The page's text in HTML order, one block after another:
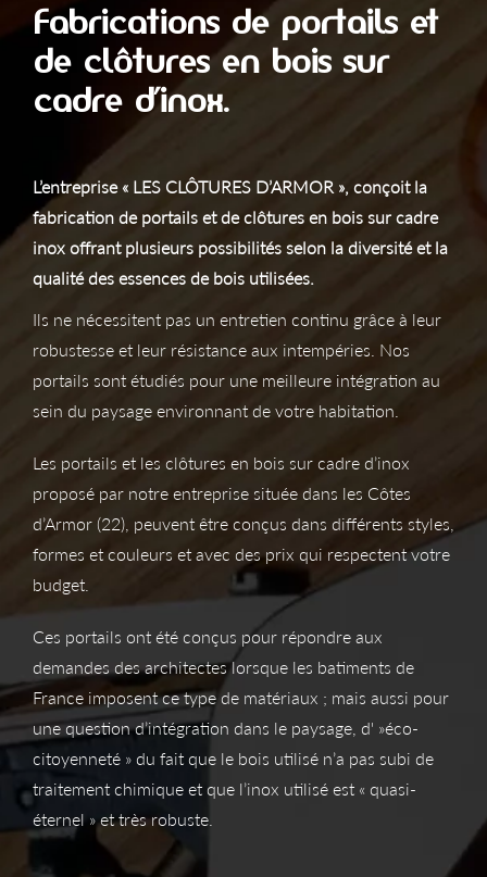
Fabrications de portails et
de clôtures en bois sur
cadre d’inox.
L’entreprise « LES CLÔTURES D’ARMOR », conçoit la
fabrication de portails et de clôtures en bois sur cadre
inox offrant plusieurs possibilités selon la diversité et la
qualité des essences de bois utilisées.
Ils ne nécessitent pas un entretien continu grâce à leur
robustesse et leur résistance aux intempéries. Nos
portails sont étudiés pour une meilleure intégration au
sein du paysage environnant de votre habitation.
Les portails et les clôtures en bois sur cadre d’inox
proposé par notre entreprise située dans les Côtes
d’Armor (22), peuvent être conçus dans différents styles,
formes et couleurs et avec des prix qui respectent votre
budget.
Ces portails ont été conçus pour répondre aux
demandes des architectes lorsque les batiments de
France imposent ce type de matériaux ; mais aussi pour
une question d’intégration dans le paysage, d' »éco-
citoyenneté » du fait que le bois utilisé n’a pas subi de
traitement chimique et que l’inox utilisé est « quasi-
éternel » et très robuste.